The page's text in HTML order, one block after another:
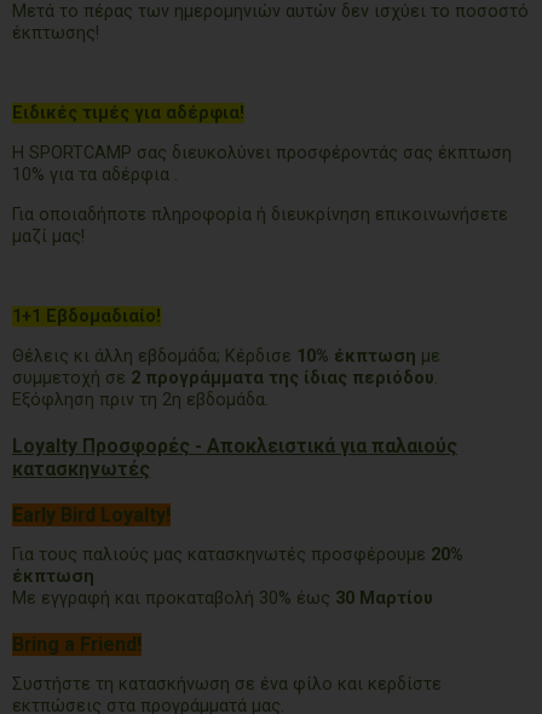
Μετά το πέρας των ημερομηνιών αυτών δεν ισχύει το ποσοστό
έκπτωσης!
Ειδικές τιμές για αδέρφια!
Η SPORTCAMP σας διευκολύνει προσφέροντάς σας έκπτωση
10% για τα αδέρφια .
Για οποιαδήποτε πληροφορία ή διευκρίνηση επικοινωνήσετε
μαζί μας!
1+1 Εβδομαδιαίο!
Θέλεις κι άλλη εβδομάδα; Κέρδισε 10% έκπτωση με
συμμετοχή σε 2 προγράμματα της ίδιας περιόδου.
Εξόφληση πριν τη 2η εβδομάδα.
Loyalty Προσφορές - Αποκλειστικά για παλαιούς
κατασκηνωτές
Early Bird Loyalty!
Για τους παλιούς μας κατασκηνωτές προσφέρουμε 20%
έκπτωση
Με εγγραφή και προκαταβολή 30% έως 30 Μαρτίου
Bring a Friend!
Συστήστε τη κατασκήνωση σε ένα φίλο και κερδίστε
εκτπώσεις στα προγράμματά μας.